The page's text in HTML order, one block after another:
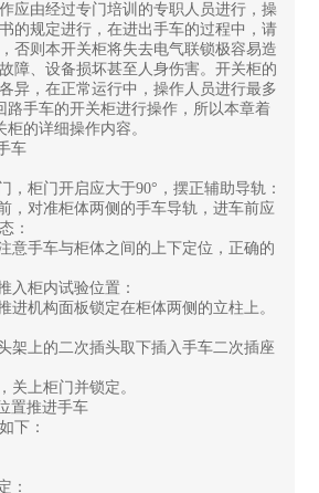
应由经过专门培训的专职人员进行，操
的规定进行，在进出手车的过程中，请
否则本开关柜将失去电气联锁极容易造
障、设备损坏甚至人身伤害。开关柜的
异，在正常运行中，操作人员进行最多
路手车的开关柜进行操作，所以本章着
的详细操作内容。
车
，柜门开启应大于90°，摆正辅助导轨：
，对准柜体两侧的手车导轨，进车前应
：
意手车与柜体之间的上下定位，正确的
入柜内试验位置：
进机构面板锁定在柜体两侧的立柱上。
架上的二次插头取下插入手车二次插座
关上柜门并锁定。
置推进手车
下：
：